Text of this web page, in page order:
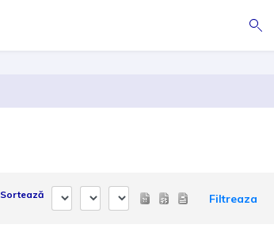
Sortează Filtreaza